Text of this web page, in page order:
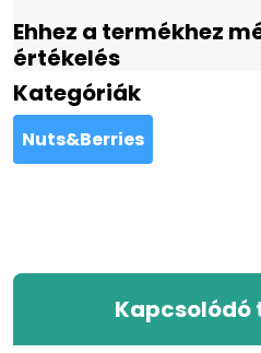
Ehhez a termékhez
értékelés
Kategóriák
Nuts&Berries
Kapcsolódó